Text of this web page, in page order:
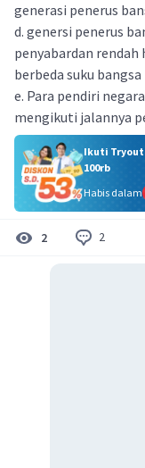
generasi penerus
d. genersi penerus
penyabardan
berbeda suku bangsa
e. Para pendiri
mengikuti jalannya
Ikuti Tryout
100rb
Habis dalam
2 2